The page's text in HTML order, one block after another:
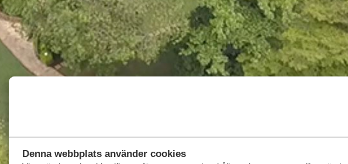
Denna webbplats använder cookies